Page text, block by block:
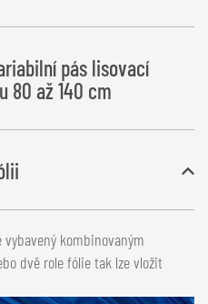
pás lisovací
80 až 140 cm
vybavený kombinovaným
dvě role fólie tak lze vložit